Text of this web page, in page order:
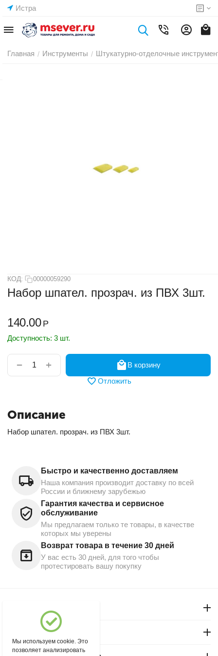
Истра
Главная / Инструменты / Штукатурно-отделочные
КОД: 00000059290
Набор шпател. прозрач. из ПВХ 3шт.
140.00 Р
Доступность: 3 шт.
+
−
В корзину
Отложить
Описание
Набор шпател. прозрач. из ПВХ 3шт.
Быстро и качественно доставляем
Наша компания производит доставку по всей
России и ближнему зарубежью
Гарантия качества и сервисное
обслуживание
Мы предлагаем только те товары, в качестве
которых мы уверены
Возврат товара в течение 30 дней
У вас есть 30 дней, для того чтобы
протестировать вашу покупку
Магазин "Северный"
Мы используем cookie. Это
позволяет анализировать